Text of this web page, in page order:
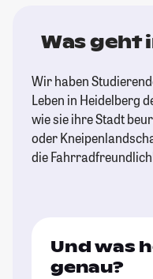
Was geht
Wir haben
Leben in Heidelberg
wie sie ihre Stadt
oder
die
Und was
genau?